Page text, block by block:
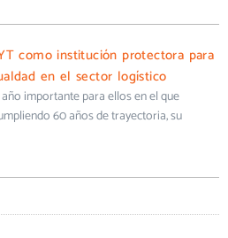
como institución protectora para
en el sector logístico
importante para ellos en el que
60 años de trayectoria, su